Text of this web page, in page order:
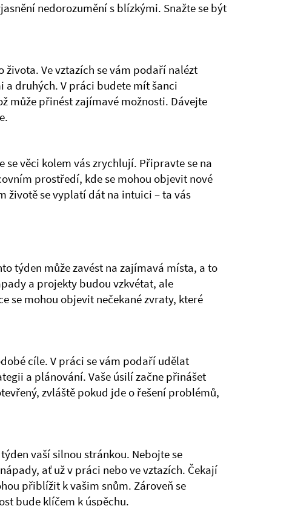
nedorozumění s blízkými. Snažte se být
života. Ve vztazích se vám podaří nalézt
druhých. V práci budete mít šanci
může přinést zajímavé možnosti. Dávejte
věci kolem vás zrychlují. Připravte se na
prostředí, kde se mohou objevit nové
životě se vyplatí dát na intuici – ta vás
týden může zavést na zajímavá místa, a to
a projekty budou vzkvétat, ale
se mohou objevit nečekané zvraty, které
cíle. V práci se vám podaří udělat
a plánování. Vaše úsilí začne přinášet
zvláště pokud jde o řešení problémů,
vaší silnou stránkou. Nebojte se
ať už v práci nebo ve vztazích. Čekají
přiblížit k vašim snům. Zároveň se
bude klíčem k úspěchu.